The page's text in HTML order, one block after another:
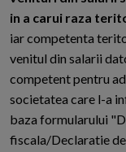
in a carui raza
iar competenta
venitul din salarii
competent pentru
societatea care l-a
baza formularului
fiscala/Declaratie